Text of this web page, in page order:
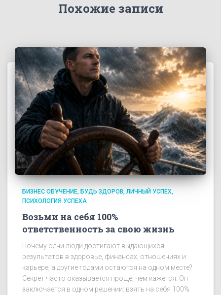
Похожие записи
БИЗНЕС ОБУЧЕНИЕ БУДЬ ЗДОРОВ ЛИЧНЫЙ УСПЕХ
ПСИХОЛОГИЯ УСПЕХА
Возьми на себя 100%
ответственность за свою жизнь
Почему одни люди достигают выдающихся
результатов в здоровье, финансах, отношениях и
карьере, а другие годами остаются на одном месте?
Секрет часто оказывается проще, чем кажется. Он
заключается в одном решении: взять на себя 100%